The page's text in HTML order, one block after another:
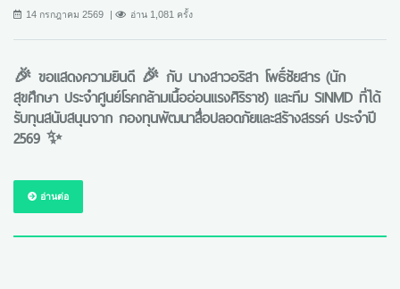
14 กรกฎาคม 2569 อ่าน 1,081 ครั้ง
🎉 ขอแสดงความยินดี 🎉 กับ นางสาวอริสา โพธิ์ชัยสาร (นัก
สุขศึกษา ประจำศูนย์โรคกล้ามเนื้ออ่อนแรงศิริราช) และทีม SiNMD ที่ได้
รับทุนสนับสนุนจาก กองทุนพัฒนาสื่อปลอดภัยและสร้างสรรค์ ประจำปี
2569 ✨
อ่านต่อ